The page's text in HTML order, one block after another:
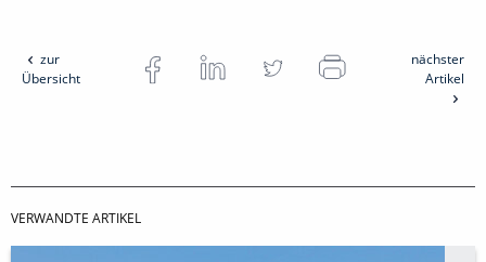
zur
Übersicht
nächster
Artikel
VERWANDTE ARTIKEL